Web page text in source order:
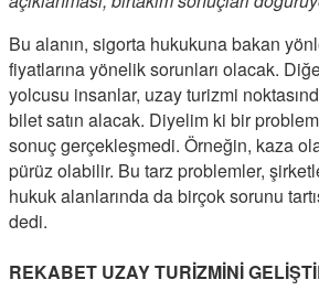
Bu alanın, sigorta hukukuna bakan
fiyatlarına yönelik sorunları olacak.
yolcusu insanlar, uzay turizmi
bilet satın alacak. Diyelim ki bir
sonuç gerçekleşmedi. Örneğin, kaza
pürüz olabilir. Bu tarz problemler,
hukuk alanlarında da birçok sorunu
dedi.
REKABET UZAY TURİZMİNİ